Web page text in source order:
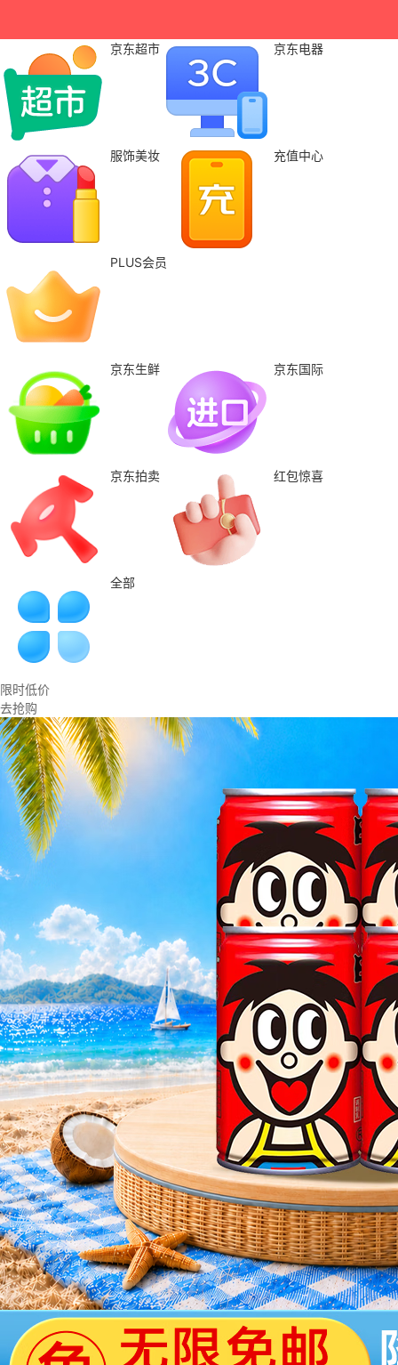
京东超市 京东电器
服饰美妆 充值中心
PLUS会员
京东生鲜 京东国际
京东拍卖 红包惊喜
全部
限时低价
去抢购